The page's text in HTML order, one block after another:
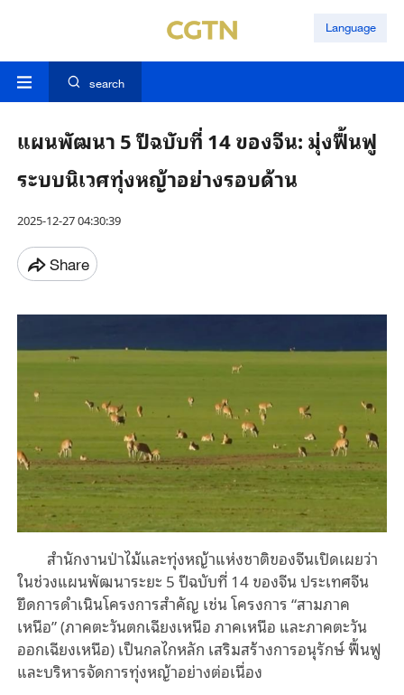
Language
search
แผนพัฒนา 5 ปีฉบับที่ 14 ของจีน: มุ่งฟื้นฟู
ระบบนิเวศทุ่งหญ้าอย่างรอบด้าน
2025-12-27 04:30:39
Share
สำนักงานป่าไม้และทุ่งหญ้าแห่งชาติของจีนเปิดเผยว่า
ในช่วงแผนพัฒนาระยะ 5 ปีฉบับที่ 14 ของจีน ประเทศจีน
ยึดการดำเนินโครงการสำคัญ เช่น โครงการ “สามภาค
เหนือ” (ภาคตะวันตกเฉียงเหนือ ภาคเหนือ และภาคตะวัน
ออกเฉียงเหนือ) เป็นกลไกหลัก เสริมสร้างการอนุรักษ์ ฟื้นฟู
และบริหารจัดการทุ่งหญ้าอย่างต่อเนื่อง